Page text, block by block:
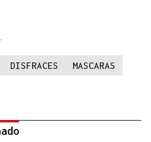
DISFRACES
MASCARAS